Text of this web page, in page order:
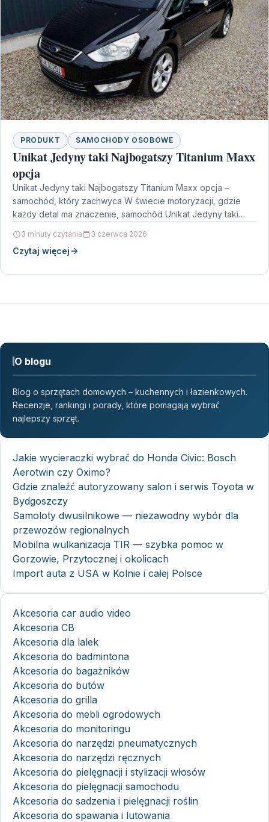
PRODUKT SAMOCHODY OSOBOWE
Unikat Jedyny taki Najbogatszy Titanium Maxx
opcja
Unikat Jedyny taki Najbogatszy Titanium Maxx opcja –
samochód, który zachwyca W świecie motoryzacji, gdzie
każdy detal ma znaczenie, samochód Unikat Jedyny taki
3 minuty czytania 3 czerwca 2026
Czytaj więcej
O blogu
Blog o sprzętach domowych – kuchennych i łazienkowych.
Recenzje, rankingi i porady, które pomagają wybrać
najlepszy sprzęt.
Jakie wycieraczki wybrać do Honda Civic: Bosch
Aerotwin czy Oximo?
Gdzie znaleźć autoryzowany salon i serwis Toyota w
Bydgoszczy
Samoloty dwusilnikowe — niezawodny wybór dla
przewozów regionalnych
Mobilna wulkanizacja TIR — szybka pomoc w
Gorzowie, Przytocznej i okolicach
Import auta z USA w Kolnie i całej Polsce
Akcesoria car audio video
Akcesoria CB
Akcesoria dla lalek
Akcesoria do badmintona
Akcesoria do bagażników
Akcesoria do butów
Akcesoria do grilla
Akcesoria do mebli ogrodowych
Akcesoria do monitoringu
Akcesoria do narzędzi pneumatycznych
Akcesoria do narzędzi ręcznych
Akcesoria do pielęgnacji i stylizacji włosów
Akcesoria do pielęgnacji samochodu
Akcesoria do sadzenia i pielęgnacji roślin
Akcesoria do spawania i lutowania